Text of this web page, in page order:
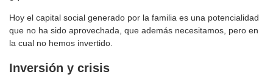
Hoy el capital social generado por la familia es una potencialidad
que no ha sido aprovechada, que además necesitamos, pero en
la cual no hemos invertido.
Inversión y crisis